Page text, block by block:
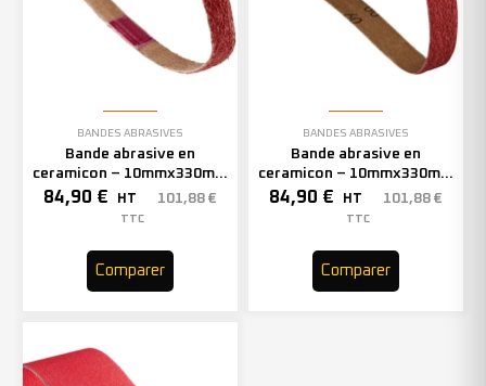
BANDES ABRASIVES
Bande abrasive en
ceramicon – 10mmx330mm
– Grain 60 – 333002 (x50)
84,90 € HT 101,88 €
TTC
Comparer
BANDES ABRASIVES
Bande abrasive en
ceramicon – 10mmx330mm
– Grain 80 – 333003 (x50)
84,90 € HT 101,88 €
TTC
Comparer